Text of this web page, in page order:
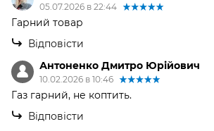
05.07.2026 в 22:44
Гарний товар
Відповісти
Антоненко Дмитро Юрійович
10.02.2026 в 10:46
Газ гарний, не коптить.
Відповісти